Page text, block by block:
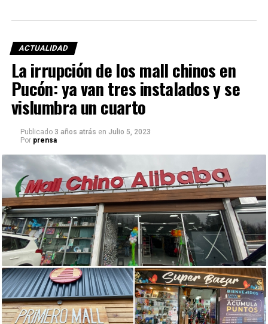
ACTUALIDAD
La irrupción de los mall chinos en
Pucón: ya van tres instalados y se
vislumbra un cuarto
Publicado 3 años atrás en Julio 5, 2023
Por prensa